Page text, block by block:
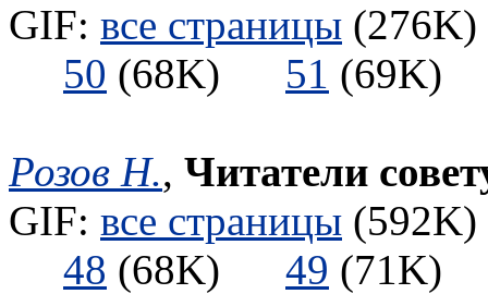
GIF: все страницы
50 (68K) 51
Розов Н., Читатели
GIF: все страницы
48 (68K) 49